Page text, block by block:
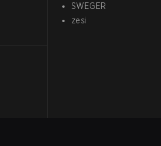
SWEGER
zesi